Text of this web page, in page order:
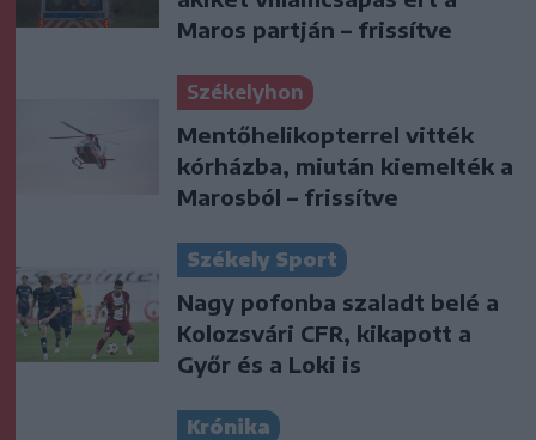
Maros partján – frissítve
Székelyhon
Mentőhelikopterrel vitték
kórházba, miután kiemelték a
Marosból – frissítve
Székely Sport
Nagy pofonba szaladt belé a
Kolozsvári CFR, kikapott a
Győr és a Loki is
Krónika